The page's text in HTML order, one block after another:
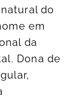
do
em
da
Dona de